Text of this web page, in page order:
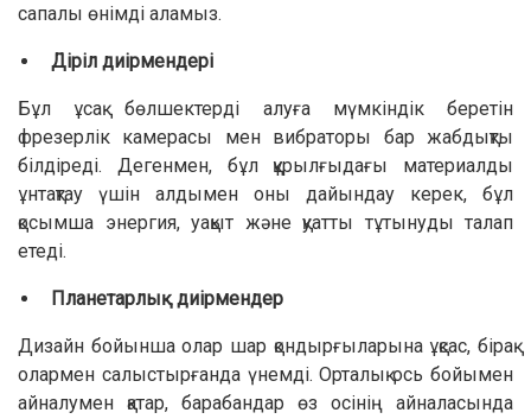
сапалы өнімді аламыз.
Діріл диірмендері
Бұл ұсақ бөлшектерді алуға мүмкіндік беретін
фрезерлік камерасы мен вибраторы бар жабдықты
білдіреді. Дегенмен, бұл құрылғыдағы материалды
ұнтақтау үшін алдымен оны дайындау керек, бұл
қосымша энергия, уақыт және қуатты тұтынуды талап
етеді.
Планетарлық диірмендер
Дизайн бойынша олар шар қондырғыларына ұқсас, бірақ
олармен салыстырғанда үнемді. Орталық ось бойымен
айналумен қатар, барабандар өз осінің айналасында